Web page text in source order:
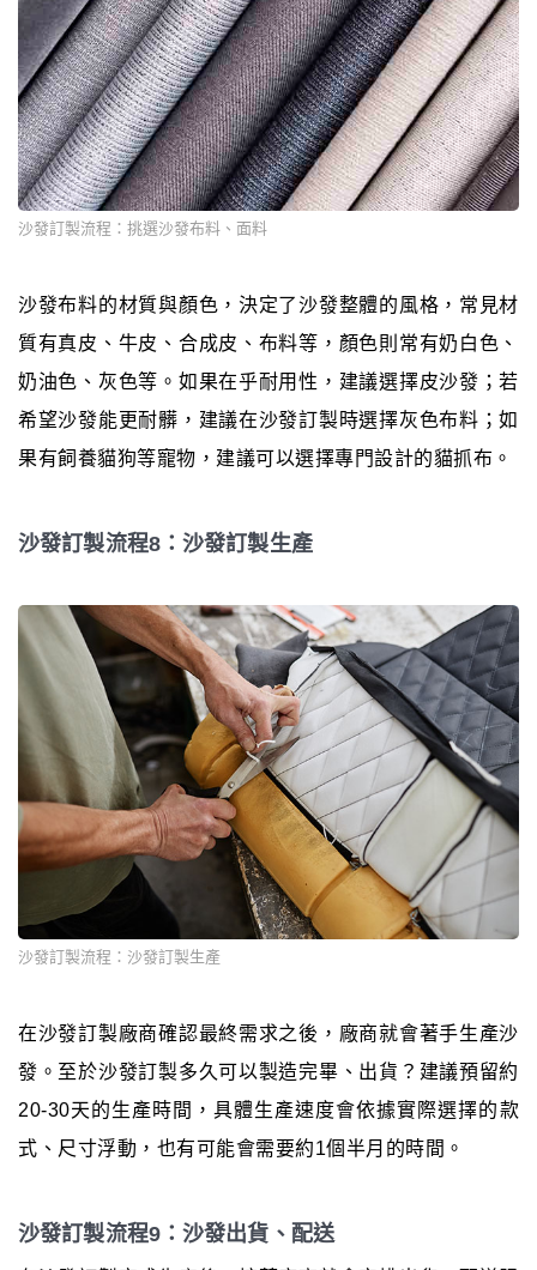
沙發訂製流程：挑選沙發布料、面料
沙發布料的材質與顏色，決定了沙發整體的風格，常見材
質有真皮、牛皮、合成皮、布料等，顏色則常有奶白色、
奶油色、灰色等。如果在乎耐用性，建議選擇皮沙發；若
希望沙發能更耐髒，建議在沙發訂製時選擇灰色布料；如
果有飼養貓狗等寵物，建議可以選擇專門設計的貓抓布。
沙發訂製流程8：沙發訂製生產
沙發訂製流程：沙發訂製生產
在沙發訂製廠商確認最終需求之後，廠商就會著手生產沙
發。至於沙發訂製多久可以製造完畢、出貨？建議預留約
20-30天的生產時間，具體生產速度會依據實際選擇的款
式、尺寸浮動，也有可能會需要約1個半月的時間。
沙發訂製流程9：沙發出貨、配送